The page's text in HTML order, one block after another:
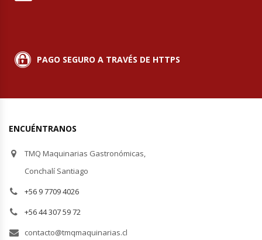
Vitrinas Carniceras
PAGO SEGURO A TRAVÉS DE HTTPS
ENCUÉNTRANOS
TMQ Maquinarias Gastronómicas,
Conchalí Santiago
+56 9 7709 4026
+56 44 307 59 72
contacto@tmqmaquinarias.cl